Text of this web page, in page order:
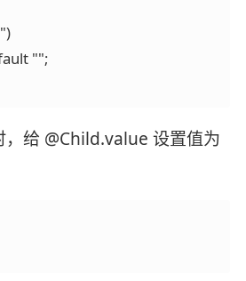
"";
给 @Child.value 设置值为